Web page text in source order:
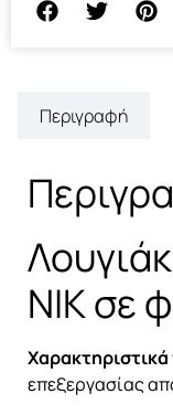
Περιγραφή
ΝΙΚ σε
επεξεργασίας